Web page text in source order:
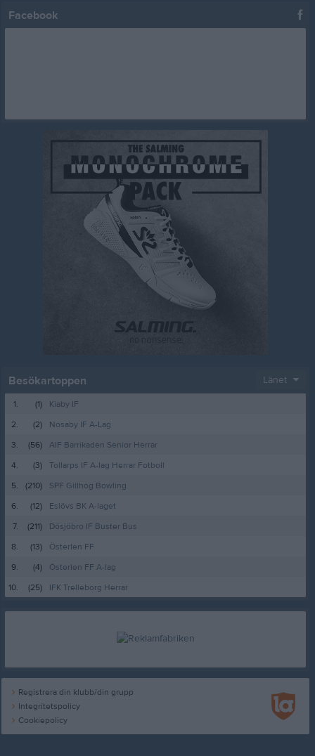
Facebook
Besökartoppen Länet
1. (1)
Kiaby IF
2.
(2)
Nosaby IF A-Lag
3.
(56)
AIF Barrikaden Senior Herrar
4.
(3)
Tollarps IF A-lag Herrar Fotboll
5.
(210)
SPF Gillhög Bowling
6.
(12)
Eslövs BK A-laget
7.
(211)
Dösjöbro IF Buster Bus
8.
(13)
Österlen FF
9.
(4)
Österlen FF A-lag
10.
(25) IFK Trelleborg Herrar
Registrera din klubb/din grupp
Integritetspolicy
Cookiepolicy